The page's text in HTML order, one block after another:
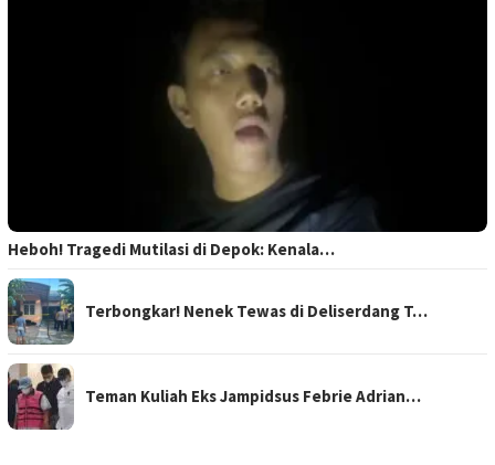
Heboh! Tragedi Mutilasi di Depok: Kenala…
Terbongkar! Nenek Tewas di Deliserdang T…
Teman Kuliah Eks Jampidsus Febrie Adrian…